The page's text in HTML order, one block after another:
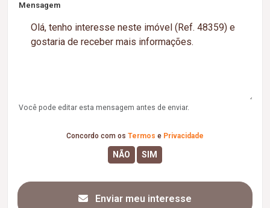
Mensagem
Você pode editar esta mensagem antes de enviar.
Concordo com os Termos e Privacidade
Enviar meu interesse